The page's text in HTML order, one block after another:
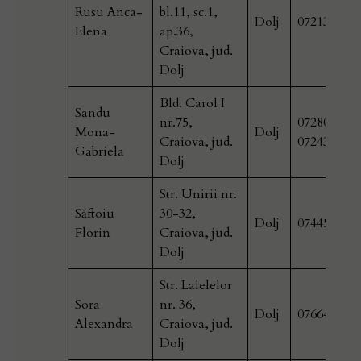
Rusu Anca-
Elena
bl.11, sc.1,
ap.36,
Craiova, jud.
Dolj
Dolj 0721371111
Sandu
Mona-
Gabriela
Bld. Carol I
nr.75,
Craiova, jud.
Dolj
Dolj
0724388061
Săftoiu
Florin
Str. Unirii nr.
30-32,
Craiova, jud.
Dolj
Dolj 0744565273
Sora
Alexandra
Str. Lalelelor
nr. 36,
Craiova, jud.
Dolj
Dolj 0766442578